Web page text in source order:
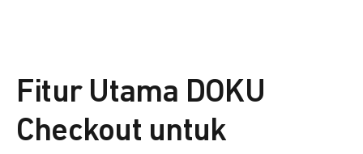
Fitur Utama DOKU
Checkout untuk